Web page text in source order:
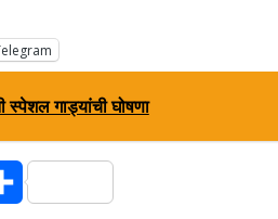
गाड्यांची घोषणा
Share